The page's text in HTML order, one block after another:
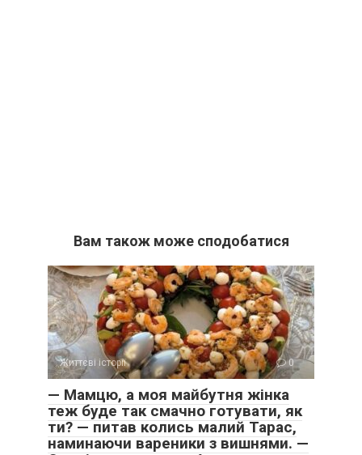
Вам також може сподобатися
Життєві історії 0
— Мамцю, а моя майбутня жінка
теж буде так смачно готувати, як
ти? — питав колись малий Тарас,
наминаючи вареники з вишнями. —